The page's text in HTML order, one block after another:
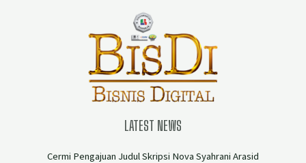
LATEST NEWS
Cermi Pengajuan Judul Skripsi Nova Syahrani Arasid